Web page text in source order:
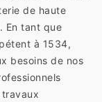
de haute
En tant que
à 1534,
besoins de nos